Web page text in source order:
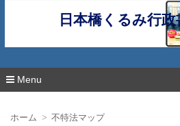
日本橋くるみ行
Menu
ホーム 不特法マップ